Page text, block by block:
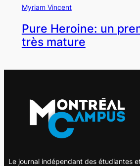
Myriam Vincent
Pure Heroine: un
très mature
Le journal indépendant des étudiantes